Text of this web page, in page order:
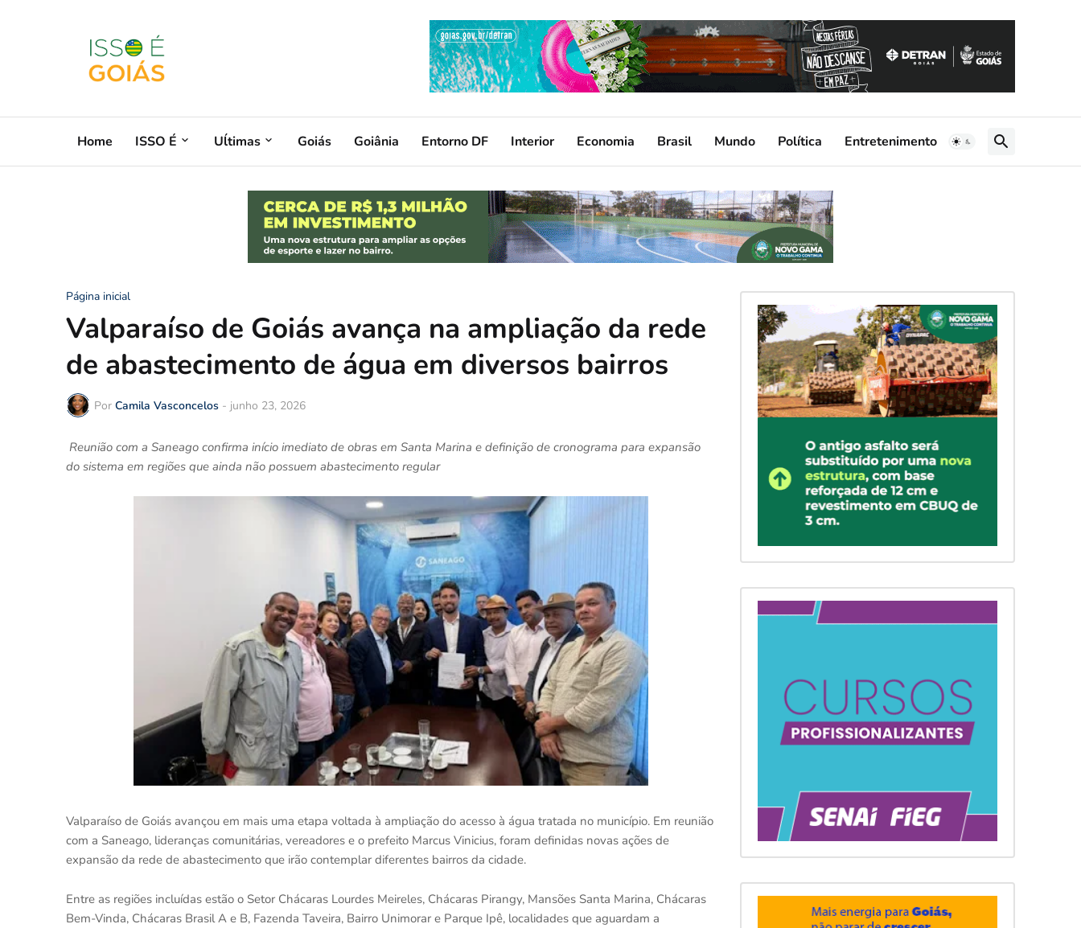
Home ISSO É Uĺtimas Goiás Goiânia Entorno DF Interior Economia Brasil Mundo Política Entretenimento
Página inicial
Valparaíso de Goiás avança na ampliação da rede
de abastecimento de água em diversos bairros
Por Camila Vasconcelos - junho 23, 2026
Reunião com a Saneago confirma início imediato de obras em Santa Marina e definição de cronograma para expansão
do sistema em regiões que ainda não possuem abastecimento regular
Valparaíso de Goiás avançou em mais uma etapa voltada à ampliação do acesso à água tratada no município. Em reunião
com a Saneago, lideranças comunitárias, vereadores e o prefeito Marcus Vinicius, foram definidas novas ações de
expansão da rede de abastecimento que irão contemplar diferentes bairros da cidade.
Entre as regiões incluídas estão o Setor Chácaras Lourdes Meireles, Chácaras Pirangy, Mansões Santa Marina, Chácaras
Bem-Vinda, Chácaras Brasil A e B, Fazenda Taveira, Bairro Unimorar e Parque Ipê, localidades que aguardam a